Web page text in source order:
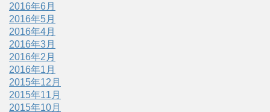
2016年6月
2016年5月
2016年4月
2016年3月
2016年2月
2016年1月
2015年12月
2015年11月
2015年10月